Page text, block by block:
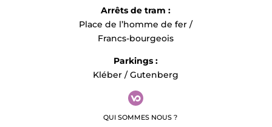
Arrêts de tram :
Place de l’homme de fer /
Francs-bourgeois
Parkings :
Kléber / Gutenberg
QUI SOMMES NOUS ?